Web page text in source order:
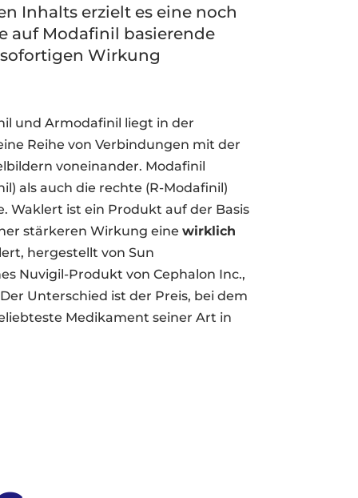
Inhalts erzielt es eine noch
auf Modafinil basierende
Wirkung
und Armodafinil liegt in der
Reihe von Verbindungen mit der
voneinander. Modafinil
als auch die rechte (R-Modafinil)
Waklert ist ein Produkt auf der Basis
stärkeren Wirkung eine wirklich
hergestellt von Sun
Nuvigil-Produkt von Cephalon Inc.,
Unterschied ist der Preis, bei dem
Medikament seiner Art in